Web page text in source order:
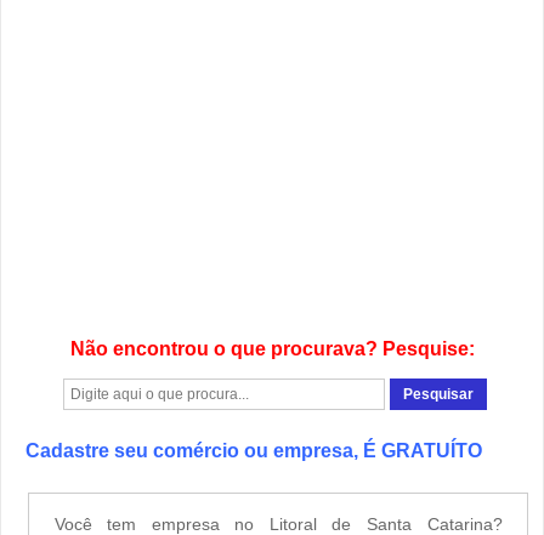
Não encontrou o que procurava? Pesquise:
Cadastre seu comércio ou empresa, É GRATUÍTO
Você tem empresa no Litoral de Santa Catarina?